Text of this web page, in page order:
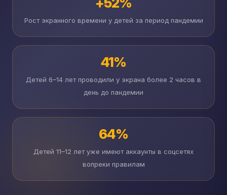
Рост экранного времени у детей за период пандемии
41%
Детей 6–14 лет проводили у экрана более 2 часов в
день до пандемии
64%
Детей 11–12 лет уже имеют аккаунты в соцсетях
вопреки правилам